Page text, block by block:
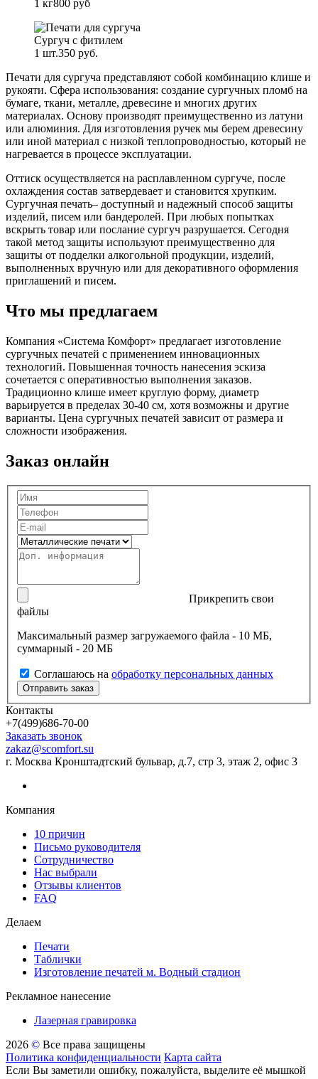
1 кг800 руб
Сургуч с фитилем
1 шт.350 руб.
Печати для сургуча представляют собой комбинацию клише и
рукояти. Сфера использования: создание сургучных пломб на
бумаге, ткани, металле, древесине и многих других
материалах. Основу производят преимущественно из латуни
или алюминия. Для изготовления ручек мы берем древесину
или иной материал с низкой теплопроводностью, который не
нагревается в процессе эксплуатации.
Оттиск осуществляется на расплавленном сургуче, после
охлаждения состав затвердевает и становится хрупким.
Сургучная печать– доступный и надежный способ защиты
изделий, писем или бандеролей. При любых попытках
вскрыть товар или послание сургуч разрушается. Сегодня
такой метод защиты используют преимущественно для
защиты от подделки алкогольной продукции, изделий,
выполненных вручную или для декоративного оформления
приглашений и писем.
Что мы предлагаем
Компания «Система Комфорт» предлагает изготовление
сургучных печатей с применением инновационных
технологий. Повышенная точность нанесения эскиза
сочетается с оперативностью выполнения заказов.
Традиционно клише имеет круглую форму, диаметр
варьируется в пределах 30-40 см, хотя возможны и другие
варианты. Цена сургучных печатей зависит от размера и
сложности изображения.
Заказ онлайн
Прикрепить свои
файлы
Максимальный размер загружаемого файла - 10 МБ,
суммарный - 20 МБ
Соглашаюсь на обработку персональных данных
Контакты
+7(499)686-70-00
Заказать звонок
zakaz@scomfort.su
г. Москва Кронштадтский бульвар, д.7, стр 3, этаж 2, офис 3
Компания
10 причин
Письмо руководителя
Сотрудничество
Нас выбрали
Отзывы клиентов
FAQ
Делаем
Печати
Таблички
Изготовление печатей м. Водный стадион
Рекламное нанесение
Лазерная гравировка
2026 © Все права защищены
Политика конфиденциальности Карта сайта
Если Вы заметили ошибку, пожалуйста, выделите её мышкой